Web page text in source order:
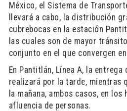
México, el Sistema de
llevará a cabo, la distribución
cubrebocas en la estación
las cuales son de mayor
conjunto en el que convergen
En Pantitlán, Línea A, la entrega
realizará por la tarde, mientras
la mañana, ambos casos, en
afluencia de personas.